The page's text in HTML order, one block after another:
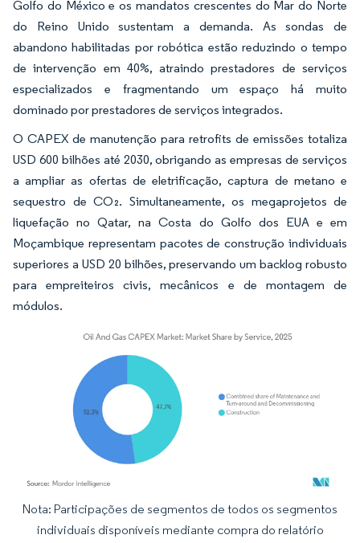
Golfo do México e os mandatos crescentes do Mar do Norte
do Reino Unido sustentam a demanda. As sondas de
abandono habilitadas por robótica estão reduzindo o tempo
de intervenção em 40%, atraindo prestadores de serviços
especializados e fragmentando um espaço há muito
dominado por prestadores de serviços integrados.
O CAPEX de manutenção para retrofits de emissões totaliza
USD 600 bilhões até 2030, obrigando as empresas de serviços
a ampliar as ofertas de eletrificação, captura de metano e
sequestro de CO₂. Simultaneamente, os megaprojetos de
liquefação no Qatar, na Costa do Golfo dos EUA e em
Moçambique representam pacotes de construção individuais
superiores a USD 20 bilhões, preservando um backlog robusto
para empreiteiros civis, mecânicos e de montagem de
módulos.
Imagem © Mordor Intelligence. O reuso requer atribuição conforme CC BY 4.0.
Nota: Participações de segmentos de todos os segmentos
individuais disponíveis mediante compra do relatório